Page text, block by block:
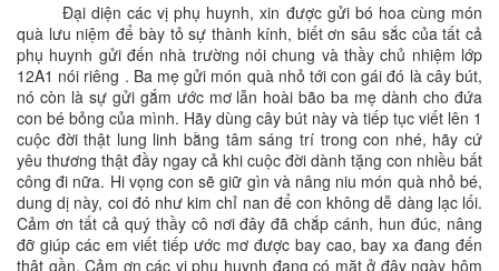
Đại diện các vị phụ huynh, xin được gửi bó hoa cùng món
quà lưu niệm để bày tỏ sự thành kính, biết ơn sâu sắc của tất cả
phụ huynh gửi đến nhà trường nói chung và thầy chủ nhiệm lớp
12A1 nói riêng . Ba mẹ gửi món quà nhỏ tới con gái đó là cây bút,
nó còn là sự gửi gắm ước mơ lẫn hoài bão ba mẹ dành cho đứa
con bé bỏng của mình. Hãy dùng cây bút này và tiếp tục viết lên 1
cuộc đời thật lung linh bằng tâm sáng trí trong con nhé, hãy cứ
yêu thương thật đầy ngay cả khi cuộc đời dành tặng con nhiều bất
công đi nữa. Hi vọng con sẽ giữ gìn và nâng niu món quà nhỏ bé,
dung dị này, coi đó như kim chỉ nan để con không dễ dàng lạc lối.
Cảm ơn tất cả quý thầy cô nơi đây đã chắp cánh, hun đúc, nâng
đỡ giúp các em viết tiếp ước mơ được bay cao, bay xa đang đến
thật gần. Cảm ơn các vị phụ huynh đang có mặt ở đây ngày hôm